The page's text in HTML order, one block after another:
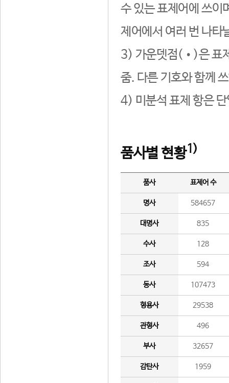
수 있는 표제어에 쓰이
제어에서 여러 번 나타
3) 가운뎃점(•)은 표
줌. 다른 기호와 함께
4) 미분석 표제 항은
품사별 현황1)
품사 표제어 수
명사 584657
대명사 835
수사 128
조사 594
동사 107473
형용사 29538
관형사 496
부사 32657
감탄사 1959